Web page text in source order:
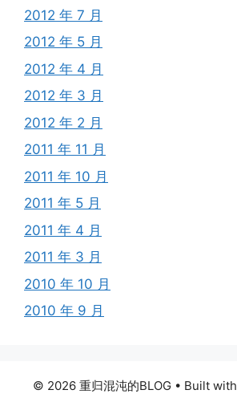
2012 年 7 月
2012 年 5 月
2012 年 4 月
2012 年 3 月
2012 年 2 月
2011 年 11 月
2011 年 10 月
2011 年 5 月
2011 年 4 月
2011 年 3 月
2010 年 10 月
2010 年 9 月
© 2026 重归混沌的BLOG • Built with